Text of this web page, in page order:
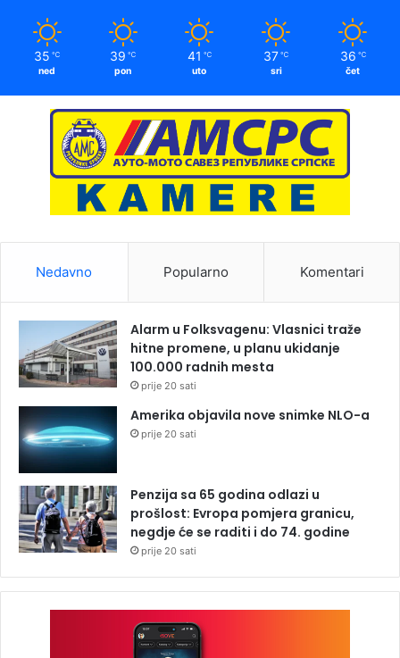
35 ℃
ned
39 ℃
pon
41 ℃
uto
37 ℃
sri
36 ℃
čet
Nedavno Popularno Komentari
Alarm u Folksvagenu: Vlasnici traže
hitne promene, u planu ukidanje
100.000 radnih mesta
prije 20 sati
Amerika objavila nove snimke NLO-a
prije 20 sati
Penzija sa 65 godina odlazi u
prošlost: Evropa pomjera granicu,
negdje će se raditi i do 74. godine
prije 20 sati